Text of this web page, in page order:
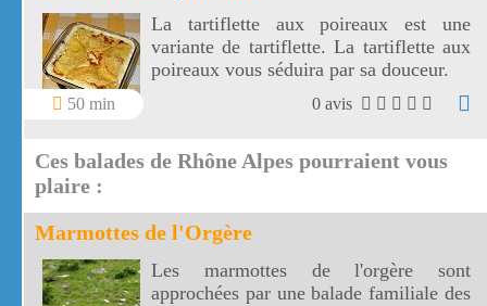
50 min
La tartiflette aux poireaux est une
variante de tartiflette. La tartiflette aux
poireaux vous séduira par sa douceur.
0 avis
Ces balades de Rhône Alpes pourraient vous
plaire :
Marmottes de l'Orgère
Les marmottes de l'orgère sont
approchées par une balade familiale des